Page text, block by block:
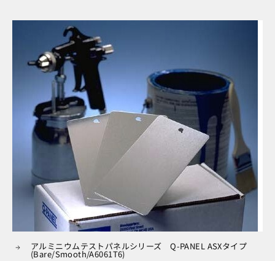
アルミニウムテストパネルシリーズ Q-PANEL ASXタイプ
(Bare/Smooth/A6061T6)